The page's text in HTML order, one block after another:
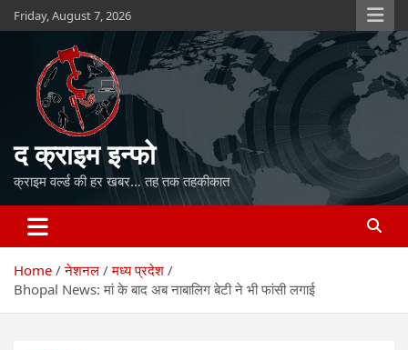
Skip
to
Friday, August 7, 2026
द क्राइम इन्फो
क्राइम वर्ल्ड की हर खबर… तह तक तहकीकात
Home नेशनल
मध्य प्रदेश
Bhopal News: मां के बाद अब नाबालिग बेटी ने भी फांसी लगाई